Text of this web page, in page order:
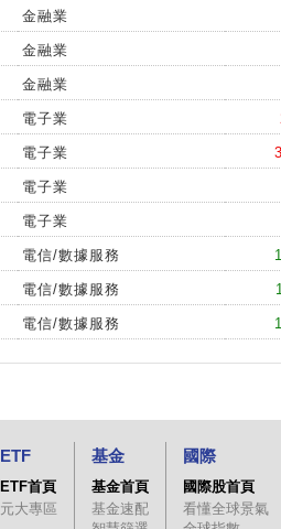
金融業
金融業
金融業
電子業
電子業
電子業
電子業
電信/數據服務
電信/數據服務
電信/數據服務
ETF
ETF首頁
元大專區
基金
基金首頁
基金速配
國際
國際股首頁
看懂全球景氣